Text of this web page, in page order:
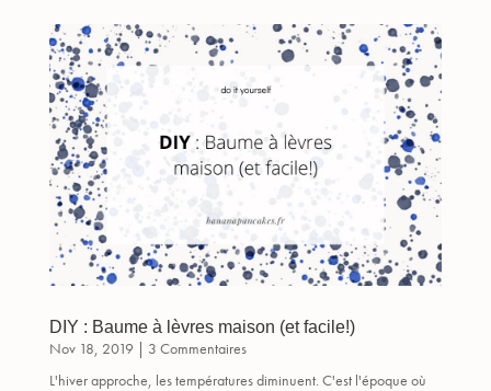
DIY : Baume à lèvres maison (et facile!)
Nov 18, 2019 | 3 Commentaires
L'hiver approche, les températures diminuent. C'est l'époque où